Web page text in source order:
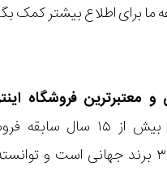
برای اطلاع بیشتر کمک
و معتبرترین فروشگاه
با بیش از ۱۵ سال